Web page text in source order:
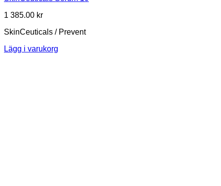
1 385.00 kr
SkinCeuticals / Prevent
Lägg i varukorg